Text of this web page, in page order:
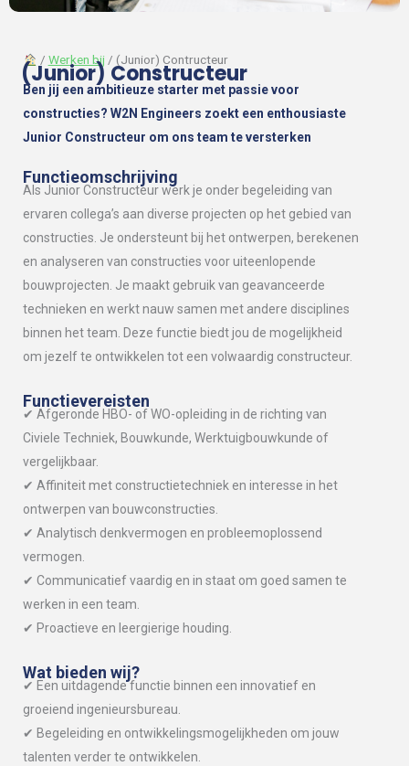
/ Werken bij / (Junior) Contructeur
(Junior) Constructeur
Ben jij een ambitieuze starter met passie voor
constructies? W2N Engineers zoekt een enthousiaste
Junior Constructeur om ons team te versterken
Functieomschrijving
Als Junior Constructeur werk je onder begeleiding van
ervaren collega’s aan diverse projecten op het gebied van
constructies. Je ondersteunt bij het ontwerpen, berekenen
en analyseren van constructies voor uiteenlopende
bouwprojecten. Je maakt gebruik van geavanceerde
technieken en werkt nauw samen met andere disciplines
binnen het team. Deze functie biedt jou de mogelijkheid
om jezelf te ontwikkelen tot een volwaardig constructeur.
Functievereisten
✔ Afgeronde HBO- of WO-opleiding in de richting van
Civiele Techniek, Bouwkunde, Werktuigbouwkunde of
vergelijkbaar.
✔ Affiniteit met constructietechniek en interesse in het
ontwerpen van bouwconstructies.
✔ Analytisch denkvermogen en probleemoplossend
vermogen.
✔ Communicatief vaardig en in staat om goed samen te
werken in een team.
✔ Proactieve en leergierige houding.
Wat bieden wij?
✔ Een uitdagende functie binnen een innovatief en
groeiend ingenieursbureau.
✔ Begeleiding en ontwikkelingsmogelijkheden om jouw
talenten verder te ontwikkelen.